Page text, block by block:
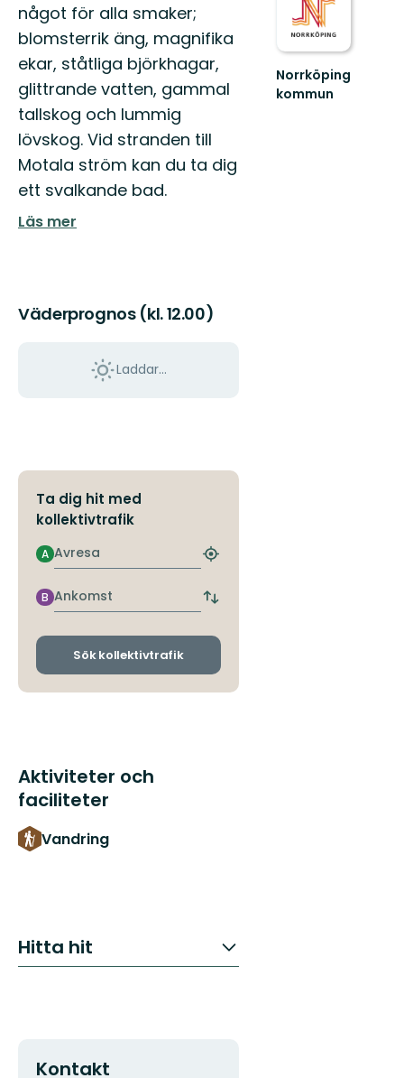
något för alla smaker;
blomsterrik äng, magnifika
ekar, ståtliga björkhagar,
glittrande vatten, gammal
tallskog och lummig
lövskog. Vid stranden till
Motala ström kan du ta dig
ett svalkande bad.
Läs mer
Väderprognos (kl. 12.00)
Laddar...
Ta dig hit med
kollektivtrafik
Avresa
A
Hitta
hållplats
Ankomst
B
Byt
och
Sök kollektivtrafik
Aktiviteter och
faciliteter
Vandring
Hitta hit
Kontakt
Norrköping
kommun